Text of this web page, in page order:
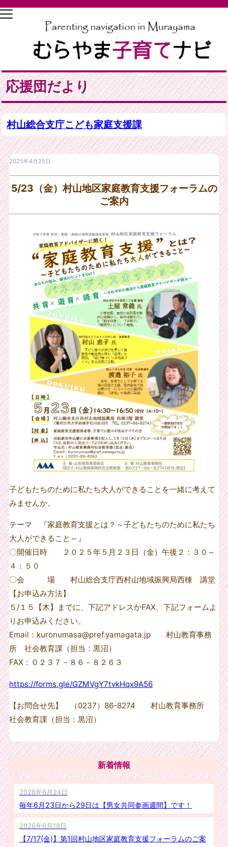
応援団だより
村山総合支庁こども家庭支援課
2025年4月25日
5/23（金）村山地区家庭教育支援フォーラムの
ご案内
子どもたちのために私たち大人ができることを一緒に考えて
みませんか。
テーマ 『家庭教育支援とは？～子どもたちのために私たち
大人ができること～』
〇開催日時 ２０２５年５月２３日（金）午後２：３０～
４：５０
〇会 場 村山総合支庁西村山地域振興局西棟 講堂
【お申込み方法】
５/１５【木】までに、下記アドレスかFAX、下記フォームよ
りお申込みください。
Email：kuronumasa@pref.yamagata.jp 村山教育事務
所 社会教育課（担当：黒沼）
FAX：０２３７－８６－８２６３
https://forms.gle/GZMVgY7tvkHqx9A56
【お問合せ先】 （0237）86-8274 村山教育事務所
社会教育課（担当：黒沼）
新着情報
2026年6月24日
毎年6月23日から29日は【男女共同参画週間】です！
2026年6月18日
【7/17(金)】第1回村山地区家庭教育支援フォーラムのご案